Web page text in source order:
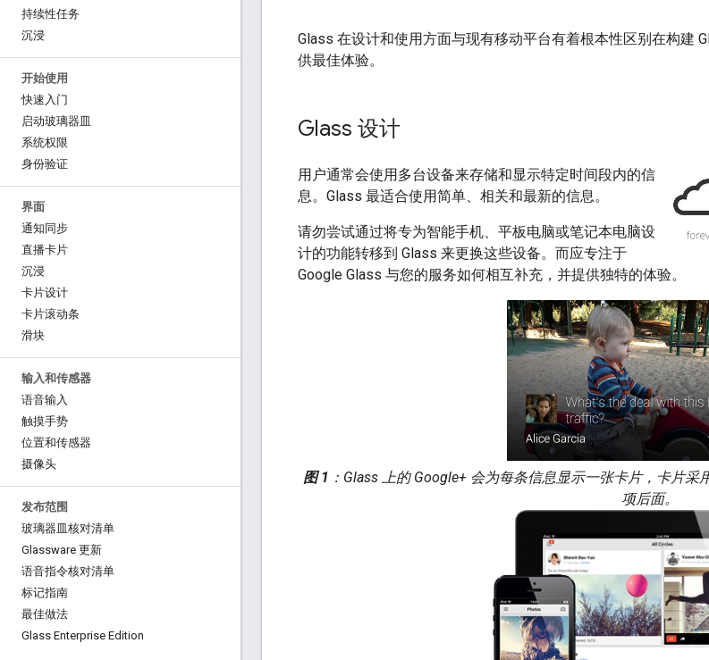
持续性任务
沉浸
开始使用
快速入门
启动玻璃器皿
系统权限
身份验证
界面
通知同步
直播卡片
沉浸
卡片设计
卡片滚动条
滑块
输入和传感器
语音输入
触摸手势
位置和传感器
摄像头
发布范围
玻璃器皿核对清单
Glassware 更新
语音指令核对清单
标记指南
最佳做法
Glass Enterprise Edition
Glass 在设计和使用方面与现有移动平台有着根本性区别在构建
供最佳体验。
Glass 设计
用户通常会使用多台设备来存储和显示特定时间段内的信
息。Glass 最适合使用简单、相关和最新的信息。
请勿尝试通过将专为智能手机、平板电脑或笔记本电脑设
计的功能转移到 Glass 来更换这些设备。而应专注于
Google Glass 与您的服务如何相互补充，并提供独特的体验。
图 1 ：Glass 上的 Google+ 会为每条信息显示一张卡片，卡片
项后面。